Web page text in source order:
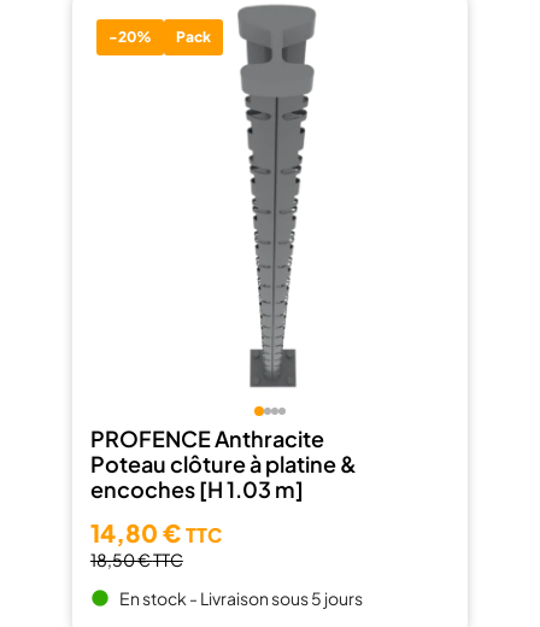
-20% Pack
PROFENCE Anthracite
Poteau clôture à platine &
encoches [H 1.03 m]
14,80 €TTC
18,50 €TTC
brightness_1 En stock - Livraison sous 5 jours